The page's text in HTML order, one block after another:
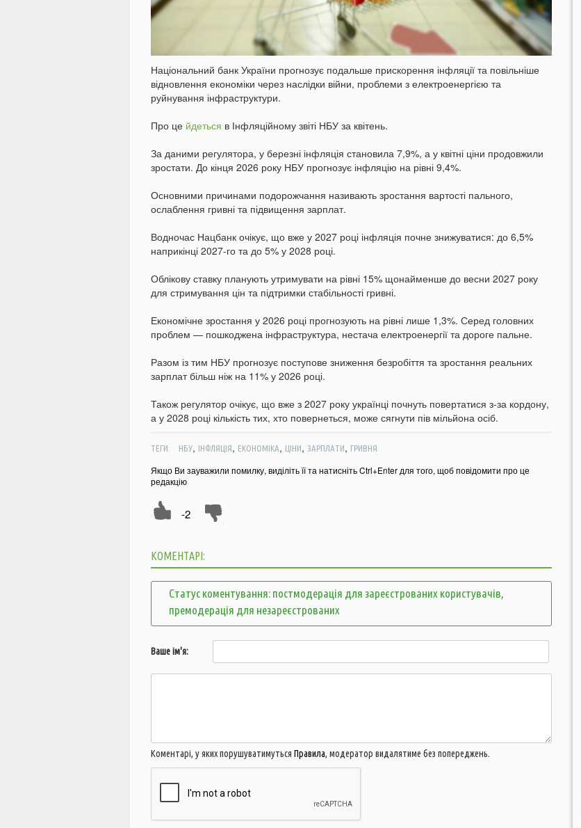
Національний банк України прогнозує подальше прискорення інфляції та повільніше
відновлення економіки через наслідки війни, проблеми з електроенергією та
руйнування інфраструктури.
Про це йдеться в Інфляційному звіті НБУ за квітень.
За даними регулятора, у березні інфляція становила 7,9%, а у квітні ціни продовжили
зростати. До кінця 2026 року НБУ прогнозує інфляцію на рівні 9,4%.
Основними причинами подорожчання називають зростання вартості пального,
ослаблення гривні та підвищення зарплат.
Водночас Нацбанк очікує, що вже у 2027 році інфляція почне знижуватися: до 6,5%
наприкінці 2027-го та до 5% у 2028 році.
Облікову ставку планують утримувати на рівні 15% щонайменше до весни 2027 року
для стримування цін та підтримки стабільності гривні.
Економічне зростання у 2026 році прогнозують на рівні лише 1,3%. Серед головних
проблем — пошкоджена інфраструктура, нестача електроенергії та дороге пальне.
Разом із тим НБУ прогнозує поступове зниження безробіття та зростання реальних
зарплат більш ніж на 11% у 2026 році.
Також регулятор очікує, що вже з 2027 року українці почнуть повертатися з-за кордону,
а у 2028 році кількість тих, хто повернеться, може сягнути пів мільйона осіб.
ТЕГИ: НБУ, ІНФЛЯЦІЯ, ЕКОНОМІКА, ЦІНИ, ЗАРПЛАТИ, ГРИВНЯ
Якщо Ви зауважили помилку, виділіть її та натисніть Ctrl+Enter для того, щоб повідомити про це
редакцію
-2
КОМЕНТАРІ:
Статус коментування: постмодерація для зареєстрованих користувачів,
премодерація для незареєстрованих
Ваше ім'я:
Коментарі, у яких порушуватимуться Правила, модератор видалятиме без попереджень.